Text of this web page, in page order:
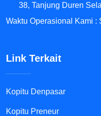
38, Tanjung Duren
Waktu Operasional Kami :
Link Terkait
Kopitu Denpasar
Kopitu Preneur